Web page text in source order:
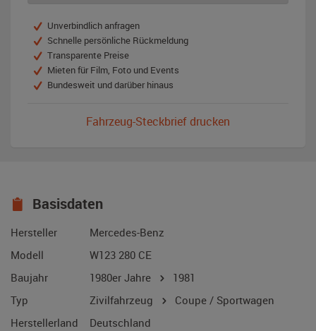
Unverbindlich anfragen
Schnelle persönliche Rückmeldung
Transparente Preise
Mieten für Film, Foto und Events
Bundesweit und darüber hinaus
Fahrzeug-Steckbrief drucken
Basisdaten
Hersteller
Mercedes-Benz
Modell
W123 280 CE
Baujahr
1980er Jahre
1981
Typ
Zivilfahrzeug
Coupe / Sportwagen
Herstellerland
Deutschland